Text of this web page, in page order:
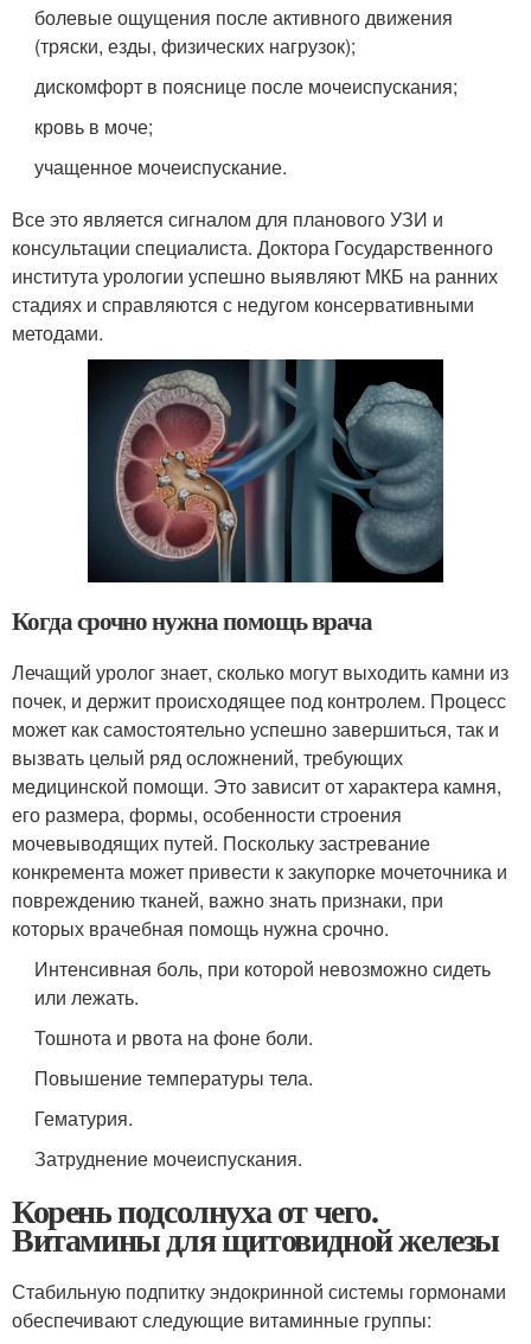
болевые ощущения после активного движения
(тряски, езды, физических нагрузок);
дискомфорт в пояснице после мочеиспускания;
кровь в моче;
учащенное мочеиспускание.
Все это является сигналом для планового УЗИ и
консультации специалиста. Доктора Государственного
института урологии успешно выявляют МКБ на ранних
стадиях и справляются с недугом консервативными
методами.
Когда срочно нужна помощь врача
Лечащий уролог знает, сколько могут выходить камни из
почек, и держит происходящее под контролем. Процесс
может как самостоятельно успешно завершиться, так и
вызвать целый ряд осложнений, требующих
медицинской помощи. Это зависит от характера камня,
его размера, формы, особенности строения
мочевыводящих путей. Поскольку застревание
конкремента может привести к закупорке мочеточника и
повреждению тканей, важно знать признаки, при
которых врачебная помощь нужна срочно.
Интенсивная боль, при которой невозможно сидеть
или лежать.
Тошнота и рвота на фоне боли.
Повышение температуры тела.
Гематурия.
Затруднение мочеиспускания.
Корень подсолнуха от чего.
Витамины для щитовидной железы
Стабильную подпитку эндокринной системы гормонами
обеспечивают следующие витаминные группы: